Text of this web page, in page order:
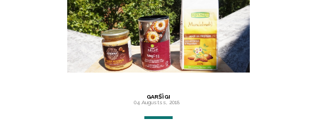
GARŠĪGI
04 Augustss, 2018